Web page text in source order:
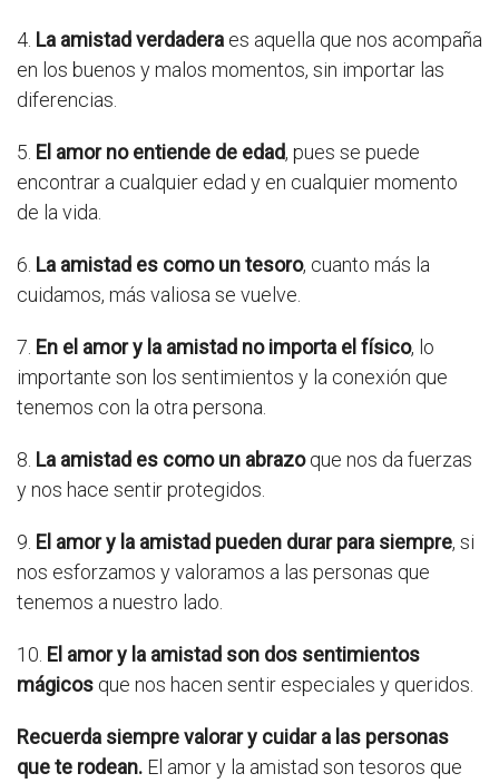
4. La amistad verdadera es aquella que nos acompaña
en los buenos y malos momentos, sin importar las
diferencias.
5. El amor no entiende de edad, pues se puede
encontrar a cualquier edad y en cualquier momento
de la vida.
6. La amistad es como un tesoro, cuanto más la
cuidamos, más valiosa se vuelve.
7. En el amor y la amistad no importa el físico, lo
importante son los sentimientos y la conexión que
tenemos con la otra persona.
8. La amistad es como un abrazoque nos da fuerzas
y nos hace sentir protegidos.
9. El amor y la amistad pueden durar para siempre, si
nos esforzamos y valoramos a las personas que
tenemos a nuestro lado.
10. El amor y la amistad son dos sentimientos
mágicos que nos hacen sentir especiales y queridos.
Recuerda siempre valorar y cuidar a las personas
que te rodean. El amor y la amistad son tesoros que